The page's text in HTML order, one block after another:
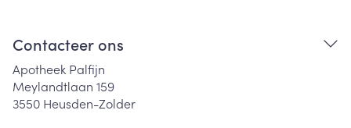
Contacteer ons
Apotheek Palfijn
Meylandtlaan 159
3550 Heusden-Zolder